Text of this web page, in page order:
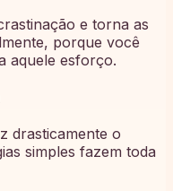
e torna as
porque você
aquele esforço.
drasticamente o
simples fazem toda